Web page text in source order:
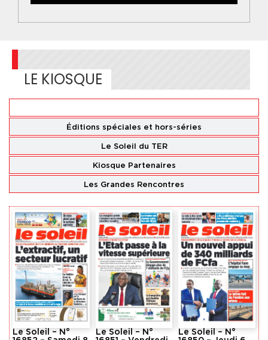
LE KIOSQUE
Éditions spéciales et hors-séries
Le Soleil du TER
Kiosque Partenaires
Les Grandes Rencontres
Le Soleil – N°
Le Soleil – N°
Le Soleil – N°